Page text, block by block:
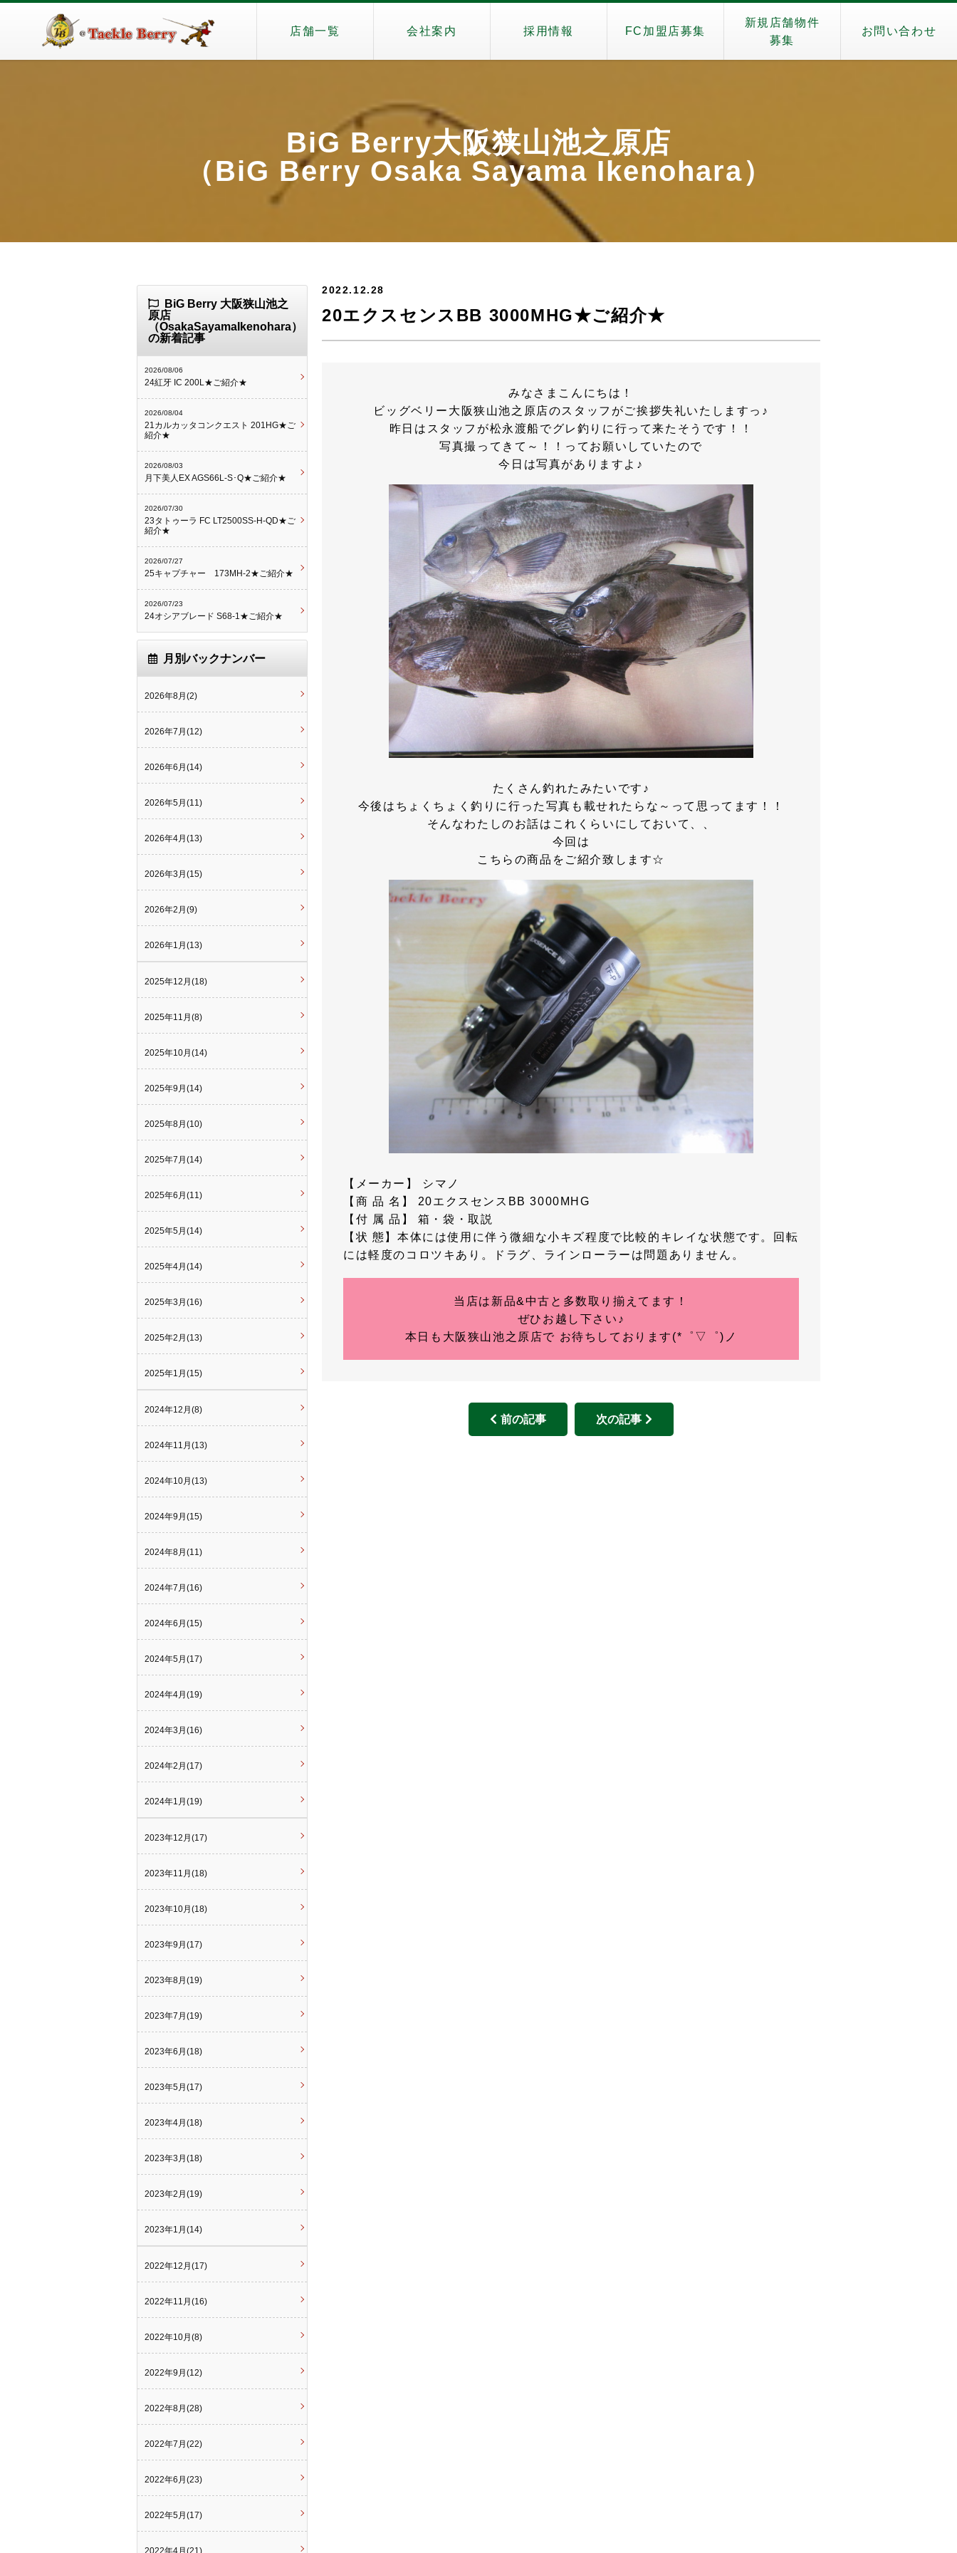
店舗一覧 会社案内 採用情報 FC加盟店募集
新規店舗物件
募集
お問い合わせ
BiG Berry大阪狭山池之原店
（BiG Berry Osaka Sayama Ikenohara）
2022.12.28
20エクスセンスBB 3000MHG★ご紹介★
みなさまこんにちは！
ビッグベリー大阪狭山池之原店のスタッフがご挨拶失礼いたしますっ♪
昨日はスタッフが松永渡船でグレ釣りに行って来たそうです！！
写真撮ってきて～！！ってお願いしていたので
今日は写真がありますよ♪
たくさん釣れたみたいです♪
今後はちょくちょく釣りに行った写真も載せれたらな～って思ってます！！
そんなわたしのお話はこれくらいにしておいて、、
今回は
こちらの商品をご紹介致します☆
【メーカー】 シマノ
【商 品 名】 20エクスセンスBB 3000MHG
【付 属 品】 箱・袋・取説
【状 態】本体には使用に伴う微細な小キズ程度で比較的キレイな状態です。回転
には軽度のコロツキあり。ドラグ、ラインローラーは問題ありません。
当店は新品&中古と多数取り揃えてます！
ぜひお越し下さい♪
本日も大阪狭山池之原店で お待ちしております(*゜▽゜)ノ
前の記事 次の記事
BiG Berry 大阪狭山池之
原店
（OsakaSayamaIkenohara）
の新着記事
2026/08/06
24紅牙 IC 200L★ご紹介★
2026/08/04
21カルカッタコンクエスト 201HG★ご
紹介★
2026/08/03
月下美人EX AGS66L-S･Q★ご紹介★
2026/07/30
23タトゥーラ FC LT2500SS-H-QD★ご
紹介★
2026/07/27
25キャプチャー 173MH-2★ご紹介★
2026/07/23
24オシアブレード S68-1★ご紹介★
月別バックナンバー
2026年8月(2)
2026年7月(12)
2026年6月(14)
2026年5月(11)
2026年4月(13)
2026年3月(15)
2026年2月(9)
2026年1月(13)
2025年12月(18)
2025年11月(8)
2025年10月(14)
2025年9月(14)
2025年8月(10)
2025年7月(14)
2025年6月(11)
2025年5月(14)
2025年4月(14)
2025年3月(16)
2025年2月(13)
2025年1月(15)
2024年12月(8)
2024年11月(13)
2024年10月(13)
2024年9月(15)
2024年8月(11)
2024年7月(16)
2024年6月(15)
2024年5月(17)
2024年4月(19)
2024年3月(16)
2024年2月(17)
2024年1月(19)
2023年12月(17)
2023年11月(18)
2023年10月(18)
2023年9月(17)
2023年8月(19)
2023年7月(19)
2023年6月(18)
2023年5月(17)
2023年4月(18)
2023年3月(18)
2023年2月(19)
2023年1月(14)
2022年12月(17)
2022年11月(16)
2022年10月(8)
2022年9月(12)
2022年8月(28)
2022年7月(22)
2022年6月(23)
2022年5月(17)
2022年4月(21)